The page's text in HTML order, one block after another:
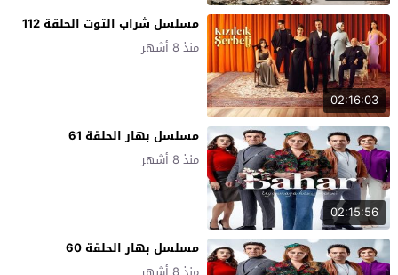
02:16:03
مسلسل شراب التوت الحلقة 112
منذ 8 أشهر
02:15:56
مسلسل بهار الحلقة 61
منذ 8 أشهر
مسلسل بهار الحلقة 60